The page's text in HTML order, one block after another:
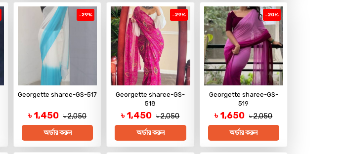
-29%
Georgette sharee-GS-517
৳ 1,450 ৳ 2,050
অর্ডার করুন
-29%
Georgette sharee-GS-
518
৳ 1,450 ৳ 2,050
অর্ডার করুন
-20%
Georgette sharee-GS-
519
৳ 1,650 ৳ 2,050
অর্ডার করুন